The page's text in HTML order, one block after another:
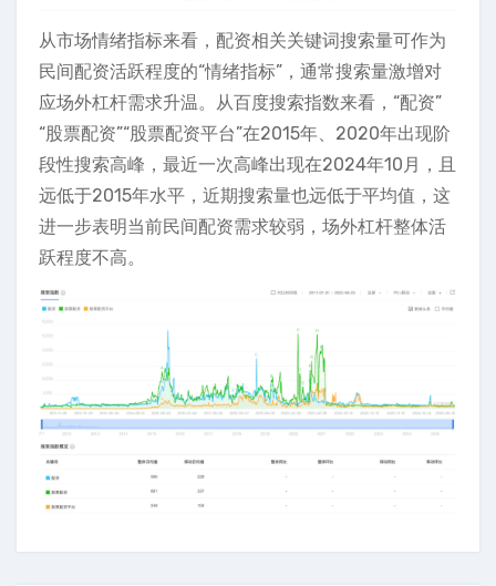
从市场情绪指标来看，配资相关关键词搜索量可作为
民间配资活跃程度的“情绪指标”，通常搜索量激增对
应场外杠杆需求升温。从百度搜索指数来看，“配资”
“股票配资”“股票配资平台”在2015年、2020年出现阶
段性搜索高峰，最近一次高峰出现在2024年10月，且
远低于2015年水平，近期搜索量也远低于平均值，这
进一步表明当前民间配资需求较弱，场外杠杆整体活
跃程度不高。